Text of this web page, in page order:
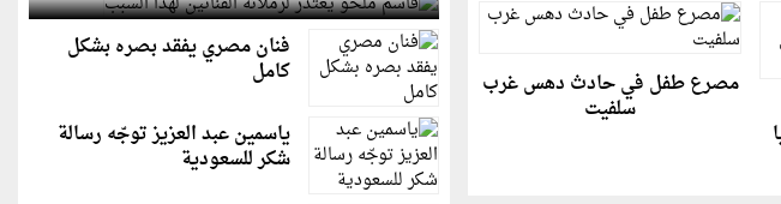
مصرع طفل في حادث دهس غرب
سلفيت
فنان مصري يفقد بصره بشكل
كامل
ياسمين عبد العزيز توجّه رسالة
شكر للسعودية